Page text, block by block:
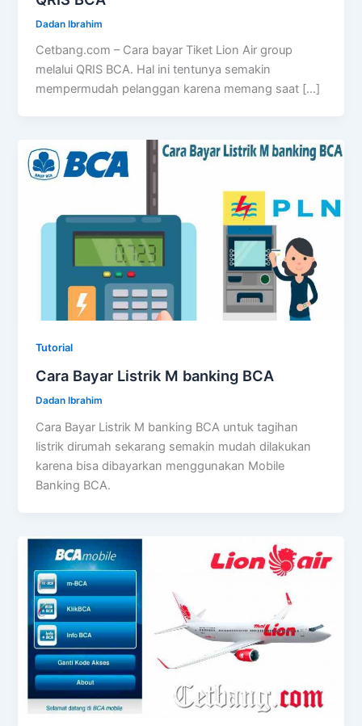
Dadan Ibrahim
Cetbang.com – Cara bayar Tiket Lion Air group
melalui QRIS BCA. Hal ini tentunya semakin
mempermudah pelanggan karena memang saat […]
Tutorial
Cara Bayar Listrik M banking BCA
Dadan Ibrahim
Cara Bayar Listrik M banking BCA untuk tagihan
listrik dirumah sekarang semakin mudah dilakukan
karena bisa dibayarkan menggunakan Mobile
Banking BCA.